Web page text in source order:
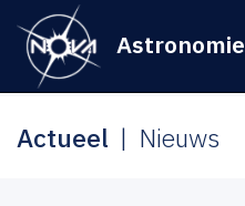
Astronomie
Actueel Nieuws